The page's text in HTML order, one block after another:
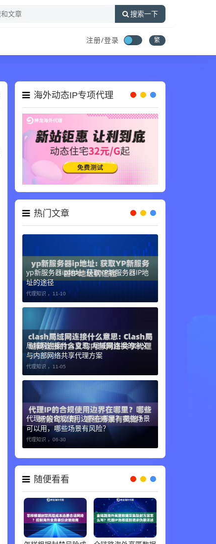
搜索一下
注册/登录 繁
海外动态IP专项代理
热门文章
yp新服务器ip地址: 获取YP新服务器IP地
址的途径
11-10
局域网连接什么意思: 局域网连接的含义
与内部网络共享代理方案
代理IP的合规使用边界在哪里？哪些场景
可以用，哪些场景有风险？
随便看看